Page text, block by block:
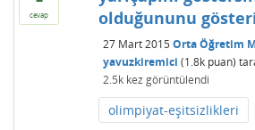
cevap
olduğununu
27 Mart 2015 Orta Öğretim
yavuzkiremici (1.8kpuan)
2.5kkez görüntülendi
olimpiyat-eşitsizlikleri